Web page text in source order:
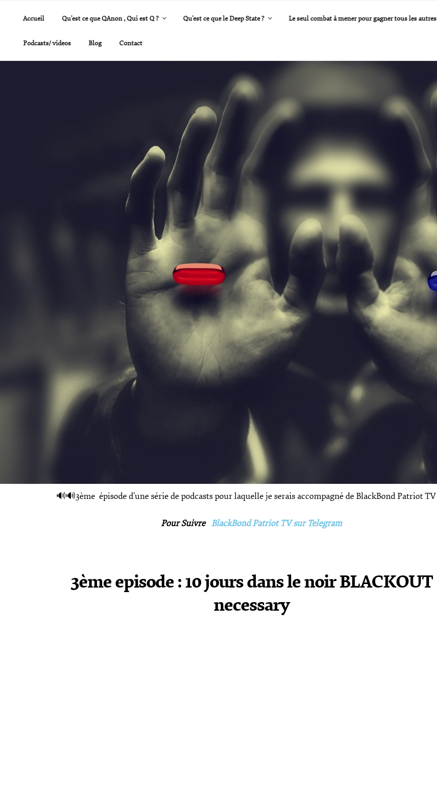
Accueil Qu’est ce que QAnon , Qui est Q ? Qu’est ce que le Deep State ? Le seul combat à mener pour gagner tous les autres
Podcasts/ videos Blog Contact
🔊🔊3ème épisode d’une série de podcasts pour laquelle je serais accompagné de BlackBond Patriot TV
Pour SuivreBlackBond Patriot TV sur Telegram
3ème episode : 10 jours dans le noir BLACKOUT
necessary